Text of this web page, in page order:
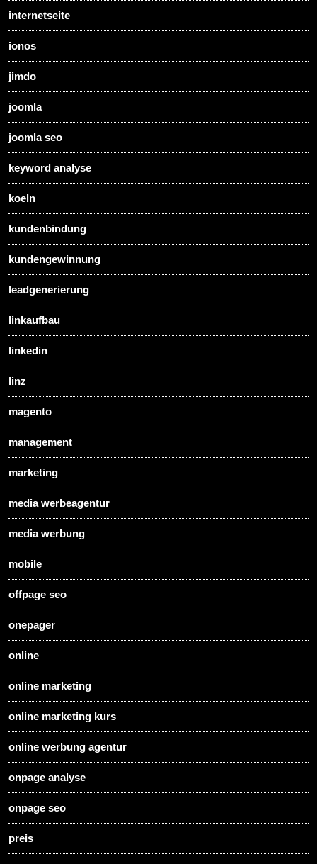
internetseite
ionos
jimdo
joomla
joomla seo
keyword analyse
koeln
kundenbindung
kundengewinnung
leadgenerierung
linkaufbau
linkedin
linz
magento
management
marketing
media werbeagentur
media werbung
mobile
offpage seo
onepager
online
online marketing
online marketing kurs
online werbung agentur
onpage analyse
onpage seo
preis